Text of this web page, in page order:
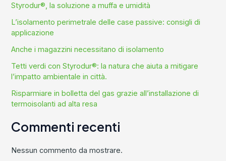
Styrodur®, la soluzione a muffa e umidità
L’isolamento perimetrale delle case passive: consigli di
applicazione
Anche i magazzini necessitano di isolamento
Tetti verdi con Styrodur®: la natura che aiuta a mitigare
l’impatto ambientale in città.
Risparmiare in bolletta del gas grazie all’installazione di
termoisolanti ad alta resa
Commenti recenti
Nessun commento da mostrare.